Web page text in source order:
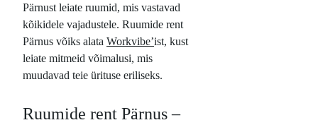
Pärnust leiate ruumid, mis vastavad
kõikidele vajadustele. Ruumide rent
Pärnus võiks alata Workvibe’ist, kust
leiate mitmeid võimalusi, mis
muudavad teie ürituse eriliseks.
Ruumide rent Pärnus –